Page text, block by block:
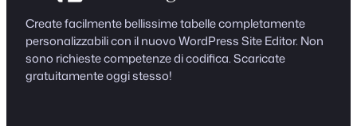
Create facilmente bellissime tabelle completamente
personalizzabili con il nuovo WordPress Site Editor. Non
sono richieste competenze di codifica. Scaricate
gratuitamente oggi stesso!